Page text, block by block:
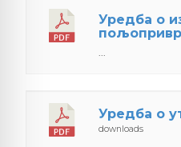
Уредба о
Уредбa о
downloads